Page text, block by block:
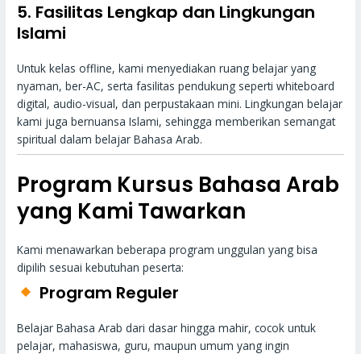
5. Fasilitas Lengkap dan Lingkungan
Islami
Untuk kelas offline, kami menyediakan ruang belajar yang
nyaman, ber-AC, serta fasilitas pendukung seperti whiteboard
digital, audio-visual, dan perpustakaan mini. Lingkungan belajar
kami juga bernuansa Islami, sehingga memberikan semangat
spiritual dalam belajar Bahasa Arab.
Program Kursus Bahasa Arab
yang Kami Tawarkan
Kami menawarkan beberapa program unggulan yang bisa
dipilih sesuai kebutuhan peserta:
Program Reguler
Belajar Bahasa Arab dari dasar hingga mahir, cocok untuk
pelajar, mahasiswa, guru, maupun umum yang ingin